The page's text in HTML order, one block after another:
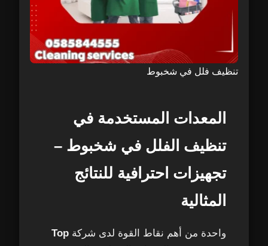
تنظيف فلل في شخبوط
المعدات المستخدمة في
تنظيف الفلل في شخبوط –
تجهيزات احترافية للنتائج
المثالية
واحدة من أهم نقاط القوة لدى شركة Top